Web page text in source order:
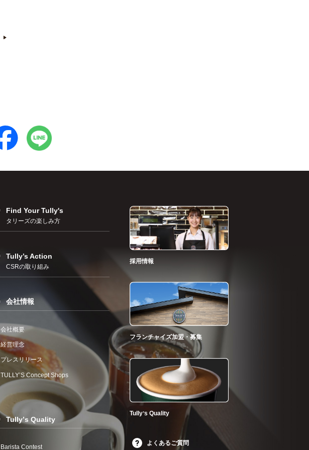
Find Your Tully's
タリーズの楽しみ方
Tully’s Action
CSRの取り組み
会社情報
会社概要
経営理念
プレスリリース
TULLYʼS Concept Shops
Tullyʼs Quality
Barista Contest
採用情報
フランチャイズ加盟・募集
Tullyʼs Quality
よくあるご質問